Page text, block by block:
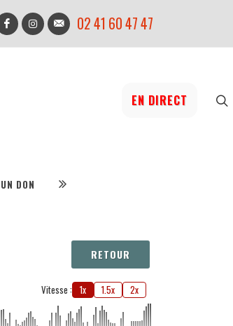
02 41 60 47 47
EN DIRECT
DON
RETOUR
Vitesse : 1x 1.5x 2x